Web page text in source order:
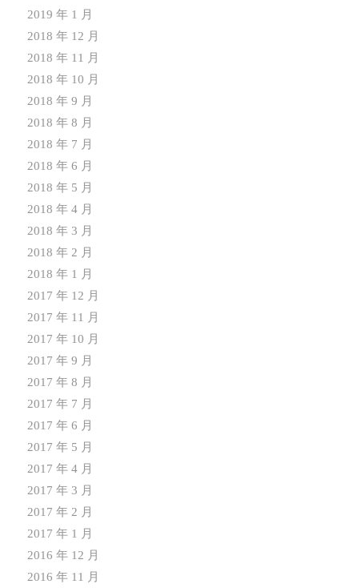
2019 年 1 月
2018 年 12 月
2018 年 11 月
2018 年 10 月
2018 年 9 月
2018 年 8 月
2018 年 7 月
2018 年 6 月
2018 年 5 月
2018 年 4 月
2018 年 3 月
2018 年 2 月
2018 年 1 月
2017 年 12 月
2017 年 11 月
2017 年 10 月
2017 年 9 月
2017 年 8 月
2017 年 7 月
2017 年 6 月
2017 年 5 月
2017 年 4 月
2017 年 3 月
2017 年 2 月
2017 年 1 月
2016 年 12 月
2016 年 11 月